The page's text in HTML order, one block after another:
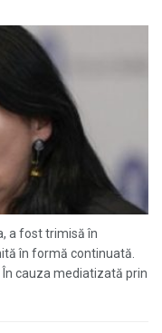
a fost trimisă în
în formă continuată.
cauza mediatizată prin